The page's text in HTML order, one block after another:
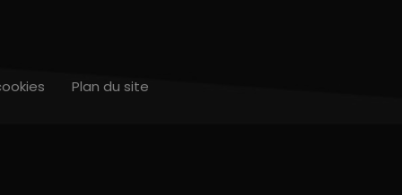
Plan du site